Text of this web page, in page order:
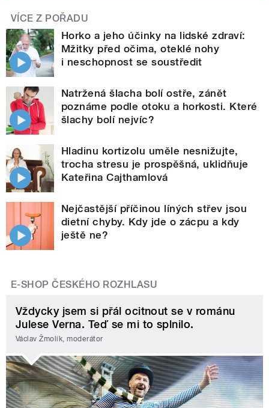
VÍCE Z POŘADU
Horko a jeho účinky na lidské zdraví:
Mžitky před očima, oteklé nohy
i neschopnost se soustředit
Natržená šlacha bolí ostře, zánět
poznáme podle otoku a horkosti. Které
šlachy bolí nejvíc?
Hladinu kortizolu uměle nesnižujte,
trocha stresu je prospěšná, uklidňuje
Kateřina Cajthamlová
Nejčastější příčinou líných střev jsou
dietní chyby. Kdy jde o zácpu a kdy
ještě ne?
E-SHOP ČESKÉHO ROZHLASU
Vždycky jsem si přál ocitnout se v románu
Julese Verna. Teď se mi to splnilo.
Václav Žmolík, moderátor